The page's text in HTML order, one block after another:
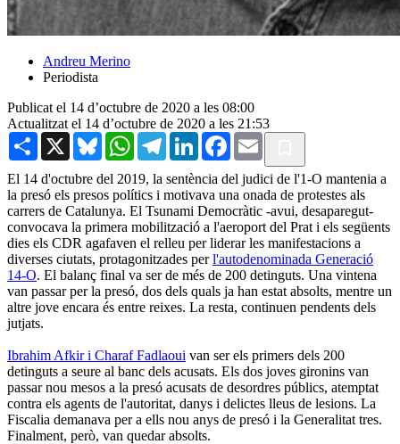
Andreu Merino
Periodista
Publicat el 14 d’octubre de 2020 a les 08:00
Actualitzat el 14 d’octubre de 2020 a les 21:53
Share X BlueskyWhatsAppTelegramLinkedInFacebook
Email
El 14 d'octubre del 2019, la sentència del judici de l'1-O mantenia a
la presó els presos polítics i motivava una onada de protestes als
carrers de Catalunya. El Tsunami Democràtic -avui, desaparegut-
convocava la primera mobilització a l'aeroport del Prat i els següents
dies els CDR agafaven el relleu per liderar les manifestacions a
diverses ciutats, protagonitzades perl'autodenominada Generació
14-O. El balanç final va ser de més de 200 detinguts. Una vintena
van passar per la presó, dos dels quals ja han estat absolts, mentre un
altre jove encara és entre reixes. La resta, continuen pendents dels
jutjats.
Ibrahim Afkir i Charaf Fadlaoui van ser els primers dels 200
detinguts a seure al banc dels acusats. Els dos joves gironins van
passar nou mesos a la presó acusats de desordres públics, atemptat
contra els agents de l'autoritat, danys i delictes lleus de lesions. La
Fiscalia demanava per a ells nou anys de presó i la Generalitat tres.
Finalment, però, van quedar absolts.